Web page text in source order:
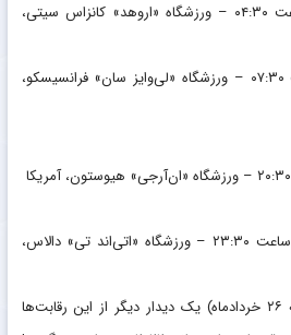
آرژانتین- الجزایر، ساعت ۰۴:۳۰ – ورزشگاه «اروهد» کانزاس سیتی،
اتریش- اردن، ساعت ۰۷:۳۰ – ورزشگاه «لی‌وایز سان» فرانسیسکو،
انگلیس – کرواسی، ساعت ۲۳:۳۰ – ورزشگاه «اتی‌اند تی» دالاس،
همچنین شب گذشته (سه‌شنبه ۲۶ خردادماه) یک دیدار دیگر از این رقابت‌ها